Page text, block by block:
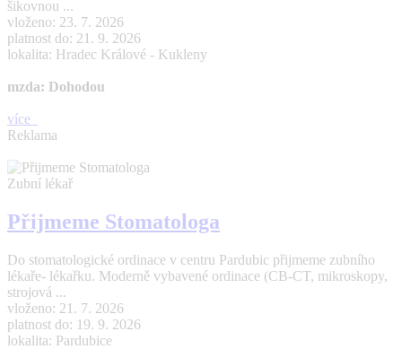
šikovnou ...
vloženo: 23. 7. 2026
platnost do: 21. 9. 2026
lokalita: Hradec Králové - Kukleny
mzda: Dohodou
více
Reklama
Zubní lékař
Přijmeme Stomatologa
Do stomatologické ordinace v centru Pardubic přijmeme zubního
lékaře- lékařku. Moderně vybavené ordinace (CB-CT, mikroskopy,
strojová ...
vloženo: 21. 7. 2026
platnost do: 19. 9. 2026
lokalita: Pardubice